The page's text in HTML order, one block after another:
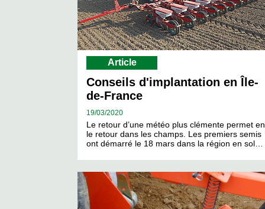
Article
Conseils d'implantation en Île-
de-France
19/03/2020
Le retour d’une météo plus clémente permet
le retour dans les champs. Les premiers semis
ont démarré le 18 mars dans la région en sol…